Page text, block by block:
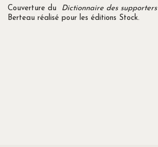
Couverture du Dictionnaire des supporters
Berteau réalisé pour les éditions Stock.